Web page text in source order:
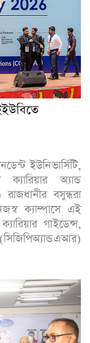
ইউনিভার্সিটি,
অ্যান্ড
বসুন্ধরা
ক্যাম্পাসে এই
গাইডেন্স,